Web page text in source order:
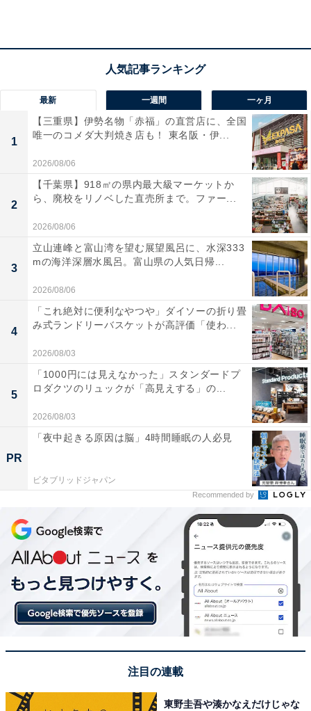
／草津温泉バスターミナルより送迎
大人1名（参考価格）：1万9800円
※料金は公式Webサイト参考価格
※プラン・部屋により価格は変動します
チェックイン・チェックアウト
チェックイン：14:00
チェックアウト：10:00
※プランにより時間が異なる可能性があります
あわせて読みたい
【草津温泉の人気ホテル】「望雲」は2種の
「伊香保温泉 ホテル木暮」は北関東最大級の湯殿
と黄金の湯が自慢の宿
最新 一週間 一ヶ月
1
【三重県】伊勢名物「赤福」の直営店に、全国
唯一のコメダ大判焼き店も！ 東名阪・伊...
2026/08/06
2
【千葉県】918㎡の県内最大級マーケットか
ら、廃校をリノベした直売所まで。ファー...
2026/08/06
3
立山連峰と富山湾を望む展望風呂に、水深333
mの海洋深層水風呂。富山県の人気日帰...
2026/08/06
4
「これ絶対に便利なやつや」ダイソーの折り畳
み式ランドリーバスケットが高評価「使わ...
2026/08/03
5
「1000円には見えなかった」スタンダードプ
ロダクツのリュックが「高見えする」の...
2026/08/03
PR
「夜中起きる原因は脳」4時間睡眠の人必見
ビタブリッドジャパン
Recommended by
注目の連載
東野圭吾や湊かなえだけじゃな